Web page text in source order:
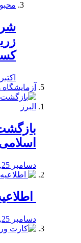
اکتبر 19, 2019
آزمایشگاه
دسامبر 25, 2019
دسامبر 25, 2019